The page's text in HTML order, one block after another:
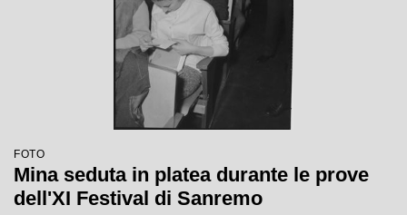
FOTO
Mina seduta in platea durante le prove
dell'XI Festival di Sanremo